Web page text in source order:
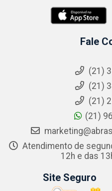
Fale
(21)
(21)
(21)
(21)
Atendimento de
12h e das
Site Seguro